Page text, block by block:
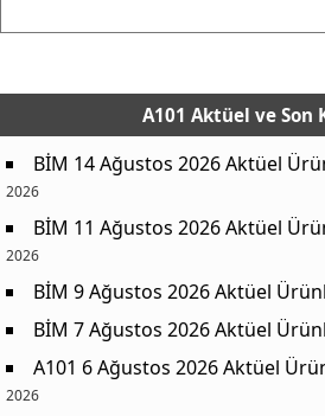
A101 Aktüel ve Son
BİM 14 Ağustos 2026 Aktüel
2026
BİM 11 Ağustos 2026 Aktüel
2026
BİM 9 Ağustos 2026 Aktüel
BİM 7 Ağustos 2026 Aktüel
A101 6 Ağustos 2026 Aktüel
2026